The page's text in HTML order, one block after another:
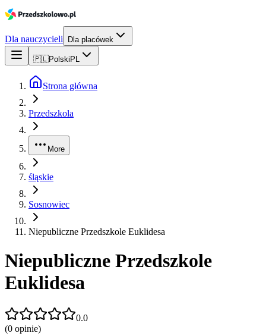
Dla nauczycieli Dla placówek
🇵🇱Polski PL
Strona główna
Przedszkola
More
śląskie
Sosnowiec
Niepubliczne Przedszkole Euklidesa
Niepubliczne Przedszkole
Euklidesa
0.0
(0 opinie)